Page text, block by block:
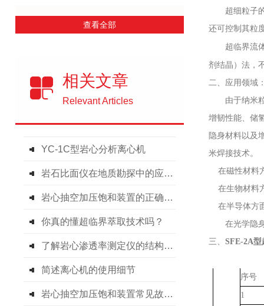
查看全部
相关文章
Relevant Articles
YC-1C型岩心分析离心机
岩石比面仪在地质勘探中的应用实践
岩心抽空加压饱和装置的正确使用步骤分享
你真的懂超临界萃取技术吗？
了解岩心渗透率测定仪的结构知识是步
简述离心机的使用细节
岩心抽空加压饱和装置常见故障的诊断与解决方法分享
超细粒子
还可控制其粒
超临界流
剂结晶）法，
二、应用领域
由于纳米
增韧性能、储
隐身材料以及
米焊接技术。
在磁性材料
在生物材料
在半导体方
在光学隐
三 、 SFE-2A型
序号
1